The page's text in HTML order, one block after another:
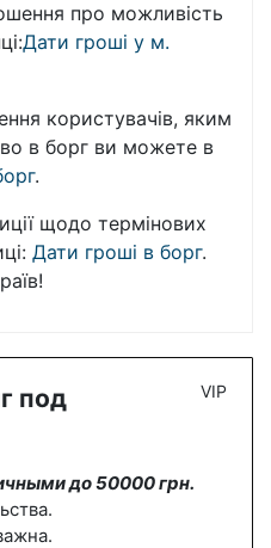
про можливість
Дати гроші у м.
користувачів, яким
в борг ви можете в
.
щодо термінових
Дати гроші в борг.
под
до 50000 грн.
VIP